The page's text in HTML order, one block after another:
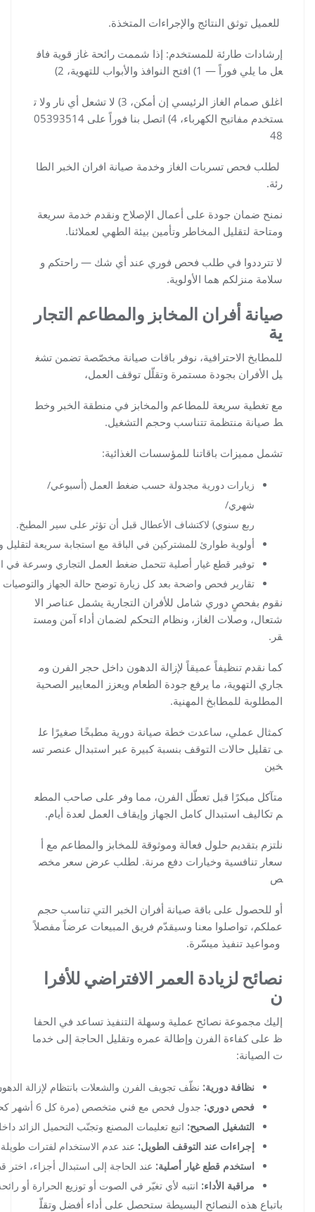
للعميل توثق النتائج والإجراءات المتخذة.
إرشادات طارئة للمستخدم: إذا شممت رائحة غاز قوية فاف
عل ما يلي فوراً — 1) افتح النوافذ والأبواب للتهوية، 2)
اغلق صمام الغاز الرئيسي إن أمكن، 3) لا تشعل أي نار ولا ت
ستخدم مفاتيح الكهرباء، 4) اتصل بنا فوراً على 05393514
48
لطلب فحص تسربات الغاز وخدمة صيانة افران الخبر الطا
رئة.
نمنح ضمان جودة على أعمال الإصلاح ونقدم خدمة سريعة
ومتاحة لتقليل المخاطر وتأمين بيئة الطهي لعملائنا.
لا تترددوا في طلب فحص فوري عند أي شك — راحتكم و
سلامة منزلكم هما الأولوية.
صيانة أفران المخابز والمطاعم التجار
ية
للمطابخ الاحترافية، نوفر باقات صيانة مخصّصة تضمن تشغ
يل الأفران بجودة مستمرة وتقلّل توقف العمل،
مع تغطية سريعة للمطاعم والمخابز في منطقة الخبر وخط
ط صيانة منتظمة تتناسب وحجم التشغيل.
تشمل مميزات باقاتنا للمؤسسات الغذائية:
زيارات دورية مجدولة حسب ضغط العمل (أسبوعي/
شهري/
ربع سنوي) لاكتشاف الأعطال قبل أن تؤثر على سير المطبخ.
أولوية طوارئ للمشتركين في الباقة مع استجابة سريعة
توفير قطع غيار أصلية تتحمل ضغط العمل التجاري وسرعة في
تقارير فحص واضحة بعد كل زيارة توضح حالة الجهاز والتوصيات
نقوم بفحصٍ دوري شامل للأفران التجارية يشمل عناصر الا
شتعال، وصلات الغاز، ونظام التحكم لضمان أداء آمن ومست
قر.
كما نقدم تنظيفاً عميقاً لإزالة الدهون داخل حجر الفرن وم
جاري التهوية، ما يرفع جودة الطعام ويعزز المعايير الصحية
المطلوبة للمطابخ المهنية.
كمثال عملي، ساعدت خطة صيانة دورية مطبخًا صغيرًا عل
ى تقليل حالات التوقف بنسبة كبيرة عبر استبدال عنصر تس
خين
متآكل مبكرًا قبل تعطّل الفرن، مما وفر على صاحب المطع
م تكاليف استبدال كامل الجهاز وإيقاف العمل لعدة أيام.
نلتزم بتقديم حلول فعالة وموثوقة للمخابز والمطاعم مع أ
سعار تنافسية وخيارات دفع مرنة. لطلب عرض سعر مخص
ص
أو للحصول على باقة صيانة أفران الخبر التي تناسب حجم
عملكم، تواصلوا معنا وسيقدّم فريق المبيعات عرضاً مفصلاً
ومواعيد تنفيذ ميسّرة.
نصائح لزيادة العمر الافتراضي للأفرا
ن
إليك مجموعة نصائح عملية وسهلة التنفيذ تساعد في الحفا
ظ على كفاءة الفرن وإطالة عمره وتقليل الحاجة إلى خدما
ت الصيانة:
نظافة دورية: نظّف تجويف الفرن والشعلات بانتظام لإزالة الدهون وبقايا الطعام؛ نوصي بالتنظيف كل
فحص دوري: جدول فحص مع فني متخصص (مرة كل 6 أشهر كحد أدنى) لفحص وصلات الغاز والأسلاك وعناصر التسخين. الفحص المبكر يكشف الأعطال البسيطة ويوفر عليك تكاليف إصلاح كبيرة لاحقاً.
التشغيل الصحيح: اتبع تعليمات المصنع وتجنّب التحميل
إجراءات عند التوقف الطويل: عند عدم الاستخدام لفترات
استخدم قطع غيار أصلية: عند الحاجة إلى استبدال أجزاء، اختر
مراقبة الأداء: انتبه لأي تغيّر في الصوت أو توزيع الحرارة أو
باتباع هذه النصائح البسيطة ستحصل على أداء أفضل وتقلّ